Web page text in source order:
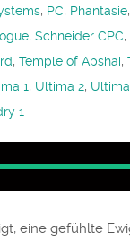
, PC, Phantasie
,Schneider CPC,
,Temple of Apshai,
1, Ultima 2,
1
eine gefühlte